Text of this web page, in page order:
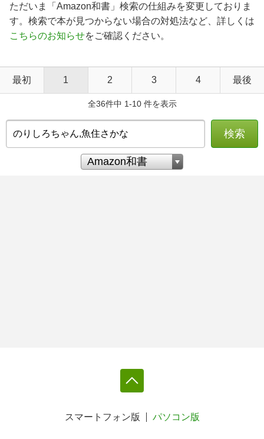
ただいま「Amazon和書」検索の仕組みを変更しておりま
す。検索で本が見つからない場合の対処法など、詳しくは
こちらのお知らせをご確認ください。
最初 1 2 3 4 最後
全36件中 1-10 件を表示
検索
スマートフォン版 パソコン版